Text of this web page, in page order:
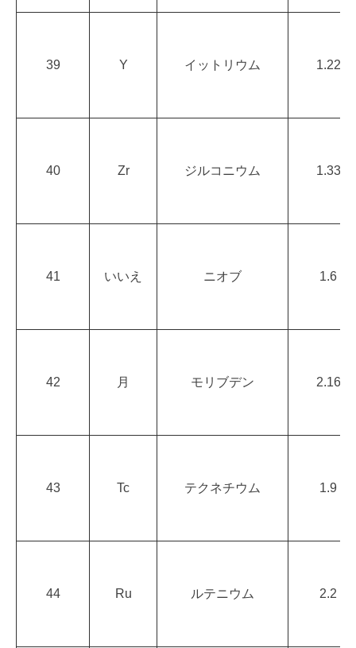
39 Y イットリウム 1.22
40 Zr ジルコニウム 1.33
41 いいえ ニオブ 1.6
42 月 モリブデン 2.16
43 Tc テクネチウム 1.9
44 Ru ルテニウム 2.2